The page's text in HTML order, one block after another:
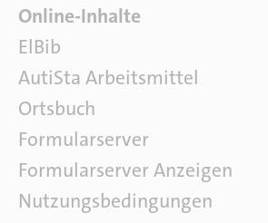
F
a
c
h
l
i
t
e
r
a
Online-Inhalte
ElBib
AutiSta Arbeitsmittel
Ortsbuch
Formularserver
Formularserver Anzeigen
Nutzungsbedingungen